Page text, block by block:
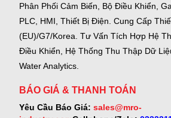
Phân Phối Cảm Biến, Bộ Điều Khiển,
PLC, HMI, Thiết Bị Điện. Cung Cấp
(EU)/G7/Korea. Tư Vấn Tích Hợp Hệ
Điều Khiển, Hệ Thống Thu Thập Dữ
Water Analytics.
BÁO GIÁ & THANH TOÁN
Yêu Cầu Báo Giá: sales@mro-